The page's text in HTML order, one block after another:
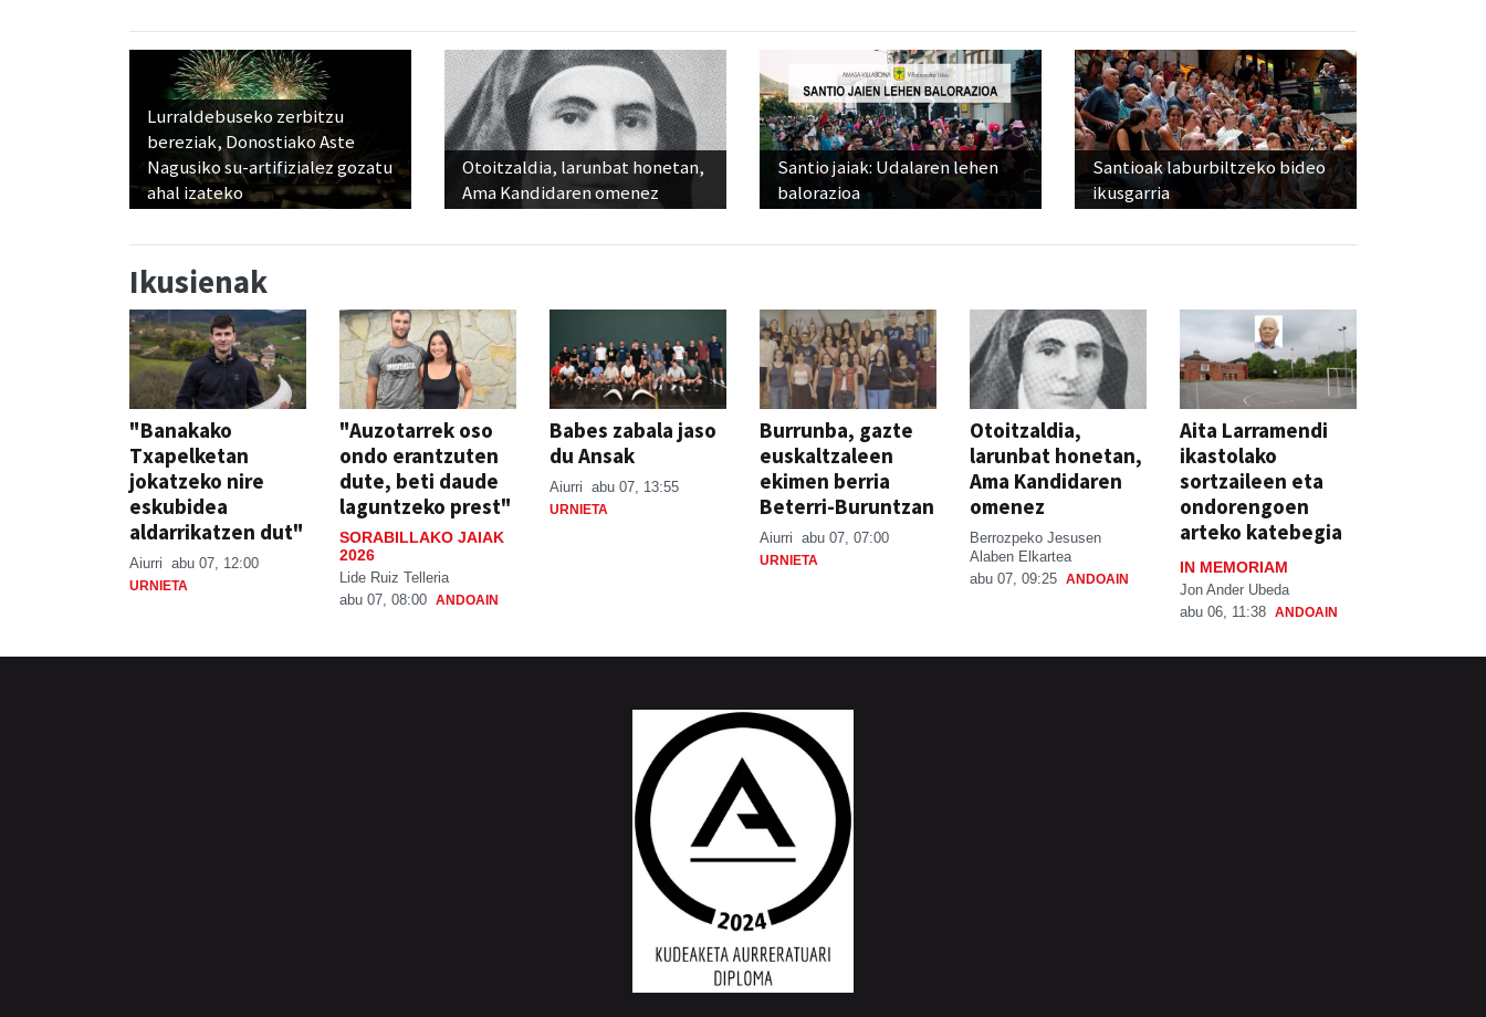
Lurraldebuseko zerbitzu
bereziak, Donostiako Aste
Nagusiko su-artifizialez gozatu
ahal izateko
Otoitzaldia, larunbat honetan,
Ama Kandidaren omenez
Santio jaiak: Udalaren lehen
balorazioa
Santioak laburbiltzeko bideo
ikusgarria
Ikusienak
"Banakako
Txapelketan
jokatzeko nire
eskubidea
aldarrikatzen dut"
Aiurri abu 07, 12:00
URNIETA
"Auzotarrek oso
ondo erantzuten
dute, beti daude
laguntzeko prest"
SORABILLAKO JAIAK
2026
Lide Ruiz Telleria
abu 07, 08:00 ANDOAIN
Babes zabala jaso
du Ansak
Aiurri abu 07, 13:55
URNIETA
Burrunba, gazte
euskaltzaleen
ekimen berria
Beterri-Buruntzan
Aiurri abu 07, 07:00
URNIETA
Otoitzaldia,
larunbat honetan,
Ama Kandidaren
omenez
Berrozpeko Jesusen
Alaben Elkartea
abu 07, 09:25 ANDOAIN
Aita Larramendi
ikastolako
sortzaileen eta
ondorengoen
arteko katebegia
IN MEMORIAM
Jon Ander Ubeda
abu 06, 11:38 ANDOAIN